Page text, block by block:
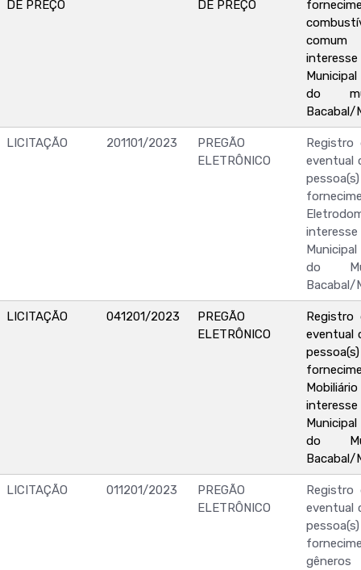
DE PREÇO DE PREÇO
do
Bacabal/
LICITAÇÃO 201101/2023
PREGÃO
ELETRÔNICO
Registro
eventual
do
Bacabal/
LICITAÇÃO 041201/2023
PREGÃO
ELETRÔNICO
Registro
eventual
do
Bacabal/
LICITAÇÃO 011201/2023
PREGÃO
ELETRÔNICO
Registro
eventual